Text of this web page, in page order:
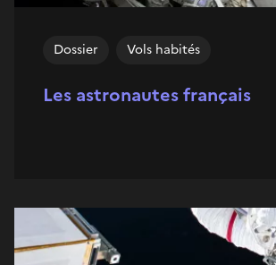
Les astronautes français
Dossier Vols habités